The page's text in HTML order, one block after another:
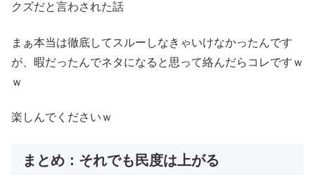
クズだと言わされた話
まぁ本当は徹底してスルーしなきゃいけなかったんです
が、暇だったんでネタになると思って絡んだらコレですｗ
ｗ
楽しんでくださいｗ
まとめ：それでも民度は上がる